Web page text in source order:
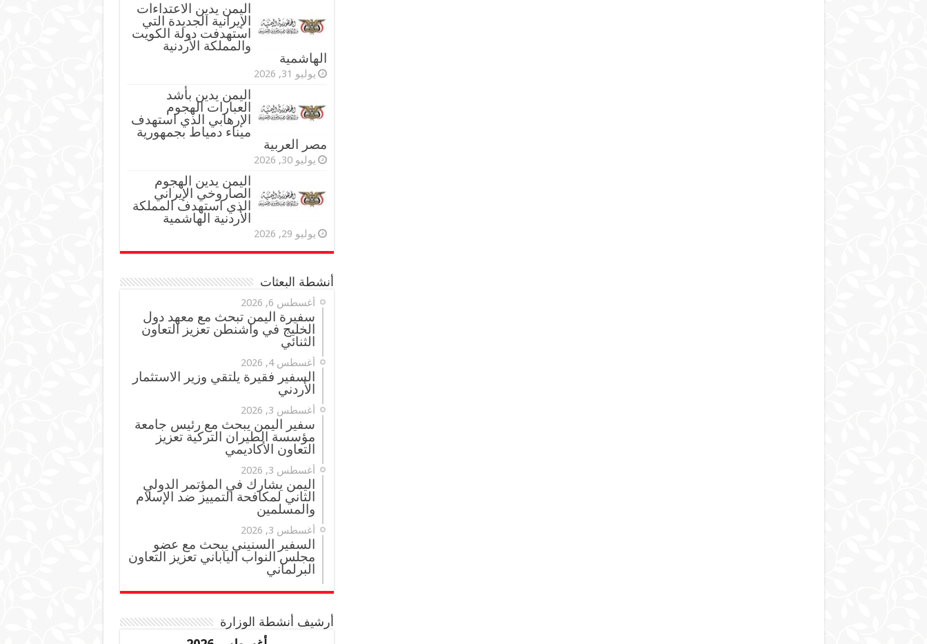
اليمن يدين الاعتداءات
الإيرانية الجديدة التي
استهدفت دولة الكويت
والمملكة الأردنية
الهاشمية
يوليو 31, 2026
اليمن يدين بأشد
العبارات الهجوم
الإرهابي الذي استهدف
ميناء دمياط بجمهورية
مصر العربية
يوليو 30, 2026
اليمن يدين الهجوم
الصاروخي الإيراني
الذي استهدف المملكة
الأردنية الهاشمية
يوليو 29, 2026
أنشطة البعثات
أغسطس 6, 2026
سفيرة اليمن تبحث مع معهد دول
الخليج في واشنطن تعزيز التعاون
الثنائي
أغسطس 4, 2026
السفير فقيرة يلتقي وزير الاستثمار
الأردني
أغسطس 3, 2026
سفير اليمن يبحث مع رئيس جامعة
مؤسسة الطيران التركية تعزيز
التعاون الأكاديمي
أغسطس 3, 2026
اليمن يشارك في المؤتمر الدولي
الثاني لمكافحة التمييز ضد الإسلام
والمسلمين
أغسطس 3, 2026
السفير السنيني يبحث مع عضو
مجلس النواب الياباني تعزيز التعاون
البرلماني
أرشيف أنشطة الوزارة